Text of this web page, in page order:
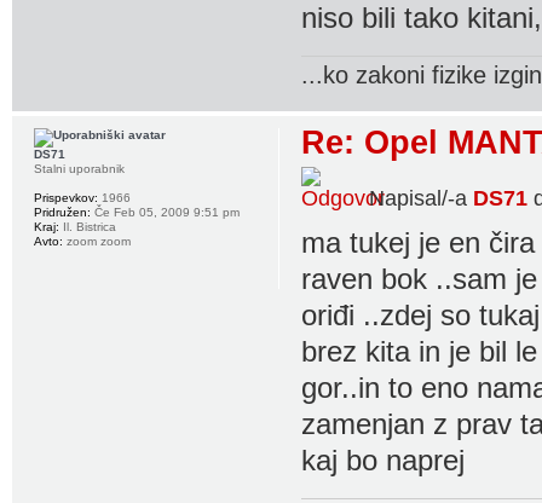
niso bili tako
...ko zakoni fizike
Re: Opel
Napisal/-a DS71
ma tukej je en
raven bok ..sam
oriđi ..zdej so
brez kita in je bil
gor..in to eno
zamenjan z prav
kaj bo naprej
DS71
Stalni uporabnik
Prispevkov: 1966
Pridružen: Če Feb 05, 2009 9:51 pm
Kraj: Il. Bistrica
Avto: zoom zoom